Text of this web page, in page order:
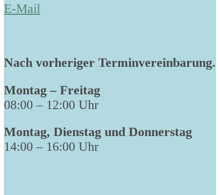
E-Mail
Nach vorheriger Terminvereinbarung.
Montag – Freitag
08:00 – 12:00 Uhr
Montag, Dienstag und Donnerstag
14:00 – 16:00 Uhr